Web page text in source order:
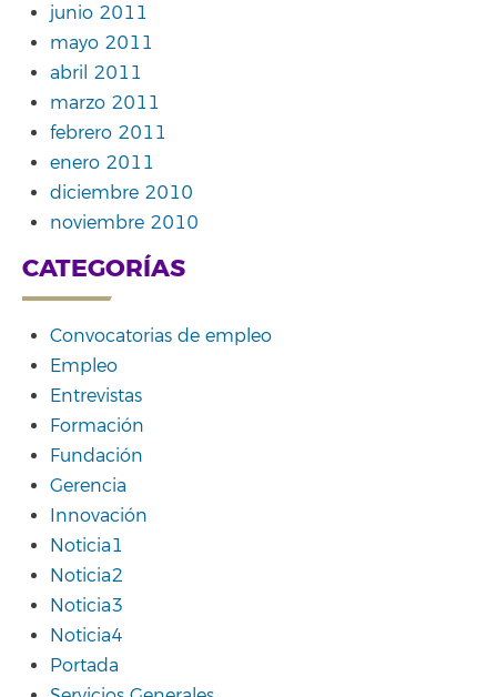
junio 2011
mayo 2011
abril 2011
marzo 2011
febrero 2011
enero 2011
diciembre 2010
noviembre 2010
CATEGORÍAS
Convocatorias de empleo
Empleo
Entrevistas
Formación
Fundación
Gerencia
Innovación
Noticia1
Noticia2
Noticia3
Noticia4
Portada